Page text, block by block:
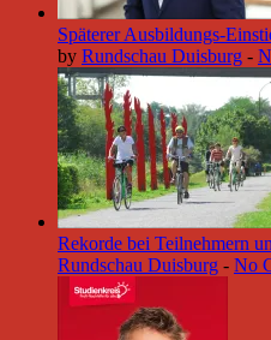
Späterer Ausbildungs-
by Rundschau Duisburg -
Rekorde bei Teilnehmern
Rundschau Duisburg - No